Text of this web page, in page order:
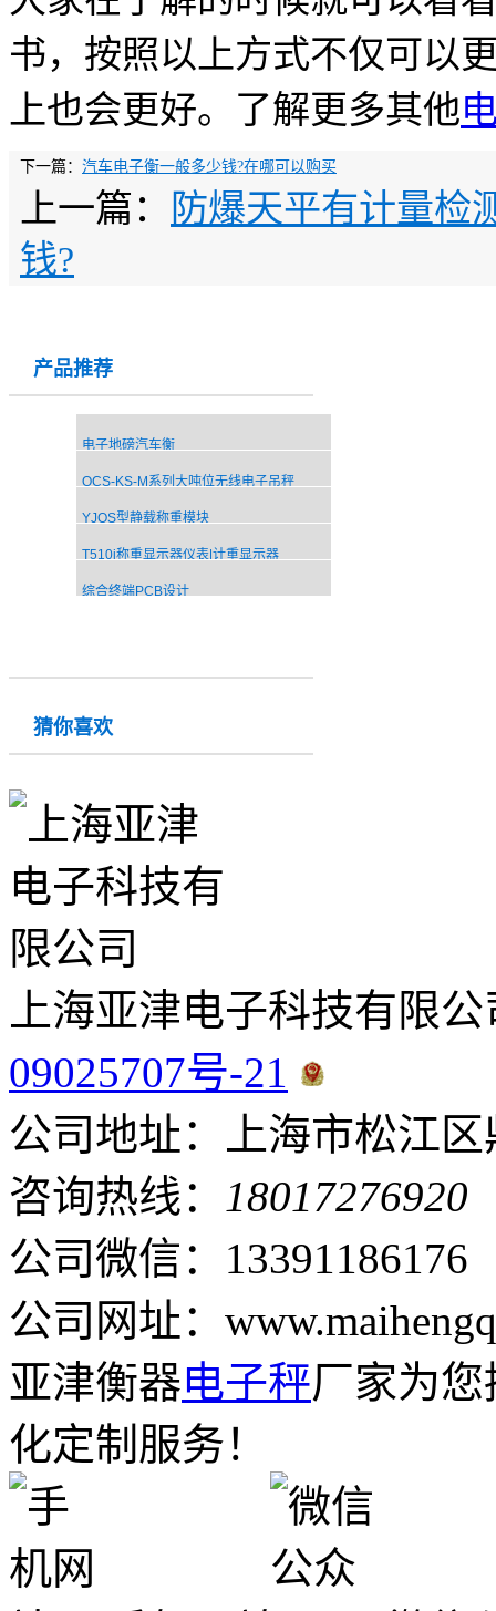
书，按照以上方式不仅可以
上也会更好。了解更多其他
下一篇： 汽车电子衡一般多少钱?在哪可以购买
上一篇：
防爆天平有计量检
钱?
产品推荐
电子地磅汽车衡
OCS-KS-M系列大吨位无线电子吊秤
YJQS型静载称重模块
T510i称重显示器仪表|计重显示器
综合终端PCB设计
猜你喜欢
上海亚津电子科技有限
09025707号-21
公司地址：上海市松江区
咨询热线： 18017276920
公司微信：13391186176
公司网址：
亚津衡器电子秤厂家为
化定制服务！